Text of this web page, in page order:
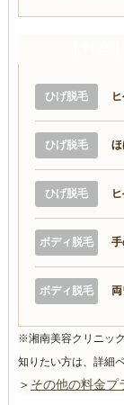
ひげ脱毛
ひげ脱毛
ひげ脱毛
ボディ脱毛
ボディ脱毛
※湘南美容クリニッ
知りたい方は、詳細
＞ その他の料金プ